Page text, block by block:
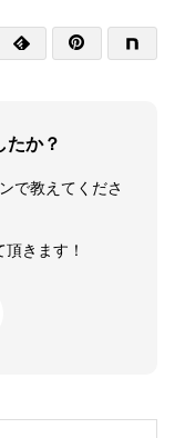
 
たか？
で教えてくださ
きます！